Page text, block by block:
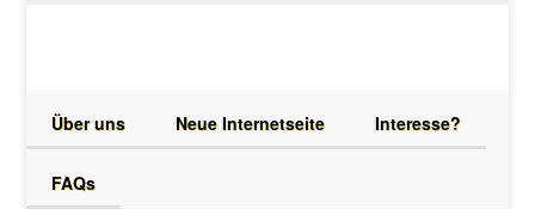
info@meisterwebseiten.de | Tel. 030 - 831 90 795
Über uns Neue Internetseite Interesse?
FAQs